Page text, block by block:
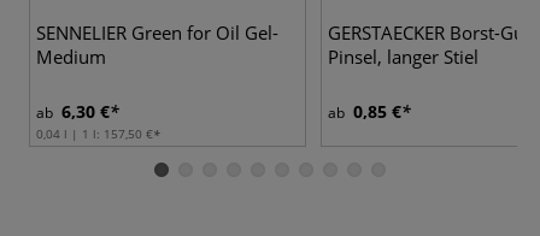
SENNELIER Green for Oil Gel-
Medium
ab 6,30 €
0,04 l | 1 l: 157,50 €
GERSTAECKER Borst-
Pinsel, langer Stiel
ab 0,85 €